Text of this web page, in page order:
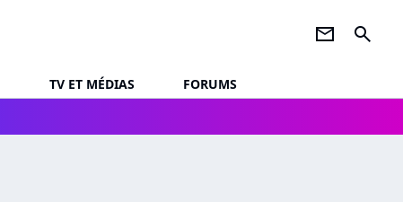
newsletter search
TV ET MÉDIAS
FORUMS